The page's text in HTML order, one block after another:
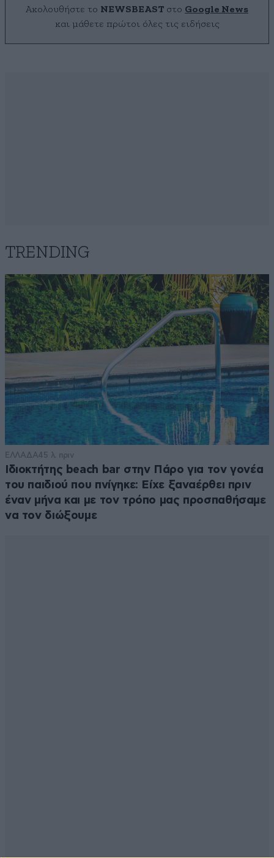
Ακολουθήστε το NEWSBEAST στο Google News
και μάθετε πρώτοι όλες τις ειδήσεις
TRENDING
ΕΛΛΑΔΑ45 λ. πριν
Ιδιοκτήτης beach bar στην Πάρο για τον γονέα
του παιδιού που πνίγηκε: Είχε ξαναέρθει πριν
έναν μήνα και με τον τρόπο μας προσπαθήσαμε
να τον διώξουμε